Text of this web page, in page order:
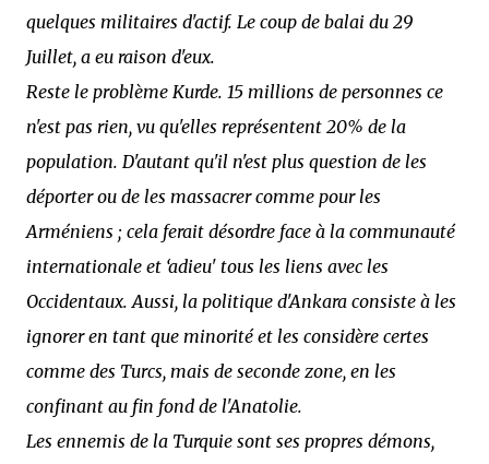
quelques militaires d'actif. Le coup de balai du 29
Juillet, a eu raison d'eux.
Reste le problème Kurde. 15 millions de personnes ce
n'est pas rien, vu qu'elles représentent 20% de la
population. D'autant qu'il n'est plus question de les
déporter ou de les massacrer comme pour les
Arméniens ; cela ferait désordre face à la communauté
internationale et ‘adieu' tous les liens avec les
Occidentaux. Aussi, la politique d'Ankara consiste à les
ignorer en tant que minorité et les considère certes
comme des Turcs, mais de seconde zone, en les
confinant au fin fond de l'Anatolie.
Les ennemis de la Turquie sont ses propres démons,